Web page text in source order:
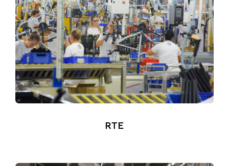
RTE